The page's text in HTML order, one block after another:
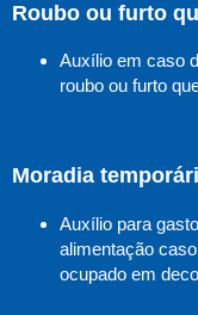
Roubo ou furto
Auxílio em caso
roubo ou furto
Moradia
Auxílio para
alimentação
ocupado em